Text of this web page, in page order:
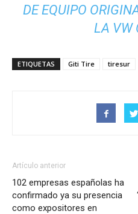
DE EQUIPO
LA VW
ETIQUETAS Giti Tire tiresur
Artículo anterior
102 empresas españolas ha
confirmado ya su presencia
como expositores en